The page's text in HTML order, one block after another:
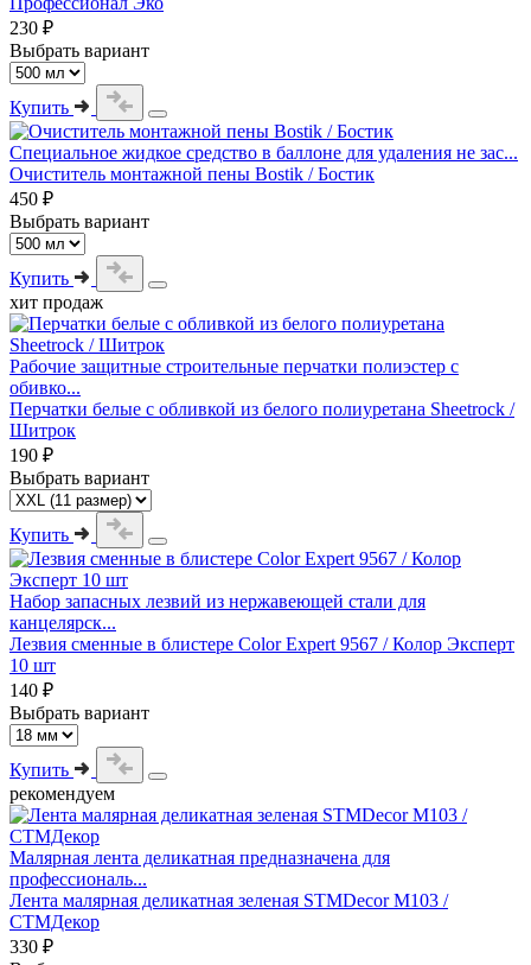
230 ₽
Выбрать вариант
Купить
Специальное жидкое средство в баллоне для удаления не зас...
Очиститель монтажной пены Bostik / Бостик
450 ₽
Выбрать вариант
Купить
хит продаж
Рабочие защитные строительные перчатки полиэстер с
обивко...
Перчатки белые с обливкой из белого полиуретана Sheetrock /
Шитрок
190 ₽
Выбрать вариант
Купить
Набор запасных лезвий из нержавеющей стали для
канцелярск...
Лезвия сменные в блистере Color Expert 9567 / Колор Эксперт
10 шт
140 ₽
Выбрать вариант
Купить
рекомендуем
Малярная лента деликатная предназначена для
профессиональ...
Лента малярная деликатная зеленая STMDecor M103 /
СТМДекор
330 ₽